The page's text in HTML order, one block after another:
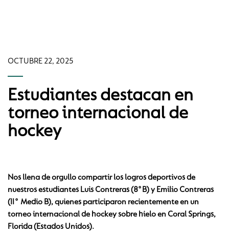
OCTUBRE 22, 2025
Estudiantes destacan en
torneo internacional de
hockey
Nos llena de orgullo compartir los logros deportivos de
nuestros estudiantes Luis Contreras (8°B) y Emilio Contreras
(II° Medio B), quienes participaron recientemente en un
torneo internacional de hockey sobre hielo en Coral Springs,
Florida (Estados Unidos).